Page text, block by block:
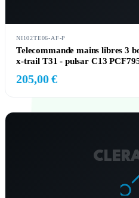
NI102TE06-AF-P
Telecommande mains libres 3
x-trail T31 - pulsar C13
205,00 €